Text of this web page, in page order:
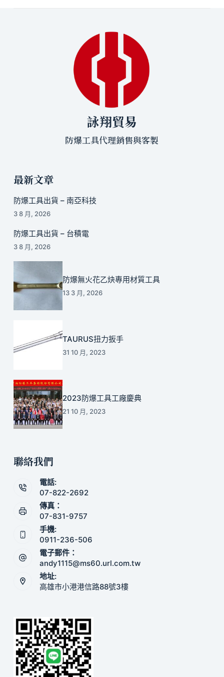
詠翔貿易
防爆工具代理銷售與客製
最新文章
防爆工具出貨 – 南亞科技
3 8 月, 2026
防爆工具出貨 – 台積電
3 8 月, 2026
防爆無火花乙炔專用材質工具
13 3 月, 2026
TAURUS扭力扳手
31 10 月, 2023
2023防爆工具工廠慶典
21 10 月, 2023
聯絡我們
電話:
07-822-2692
傳真：
07-831-9757
手機:
0911-236-506
電子郵件：
andy1115@ms60.url.com.tw
地址:
高雄市小港港信路88號3樓